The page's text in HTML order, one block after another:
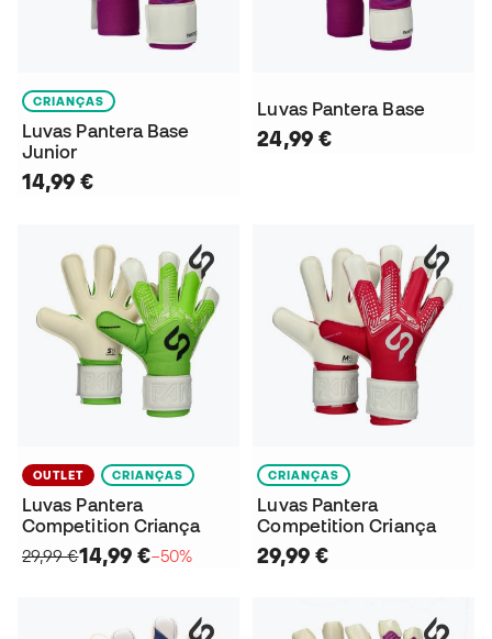
CRIANÇAS
Luvas Pantera Base
Junior
14,99 €
Luvas Pantera Base
24,99 €
OUTLET CRIANÇAS
Luvas Pantera
Competition Criança
29,99 €14,99 €−50%
CRIANÇAS
Luvas Pantera
Competition Criança
29,99 €